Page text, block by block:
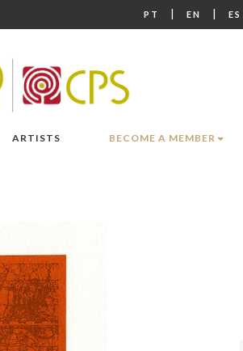
PT | EN | ES
ARTISTS BECOME A MEMBER